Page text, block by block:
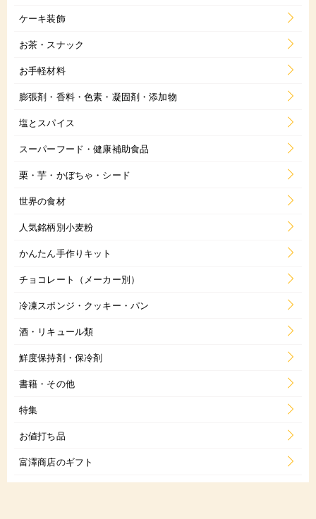
ケーキ装飾
お茶・スナック
お手軽材料
膨張剤・香料・色素・凝固剤・添加物
塩とスパイス
スーパーフード・健康補助食品
栗・芋・かぼちゃ・シード
世界の食材
人気銘柄別小麦粉
かんたん手作りキット
チョコレート（メーカー別）
冷凍スポンジ・クッキー・パン
酒・リキュール類
鮮度保持剤・保冷剤
書籍・その他
特集
お値打ち品
富澤商店のギフト